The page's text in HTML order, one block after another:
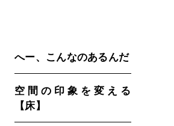
へー、こんなのあるんだ
空間の印象を変える
【床】